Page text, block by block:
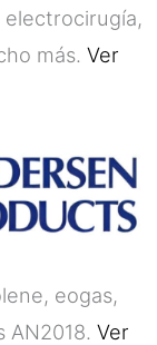
más. Ver
eogas,
AN2018. Ver